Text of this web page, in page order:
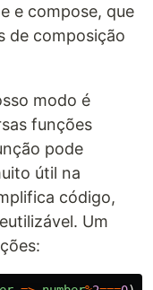
e compose, que
de composição
modo é
funções
pode
útil na
código,
Um